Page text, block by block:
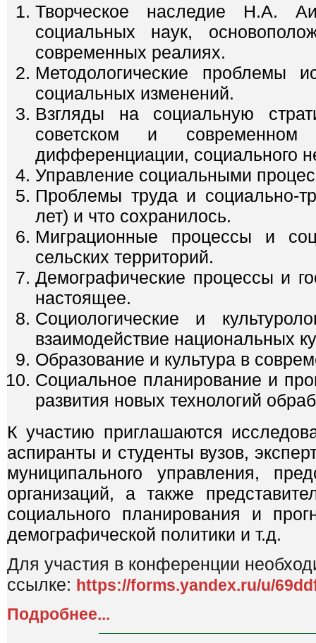
Творческое наследие Н.А.
социальных наук,
современных реалиях.
Методологические проблемы
социальных изменений.
Взгляды на социальную
советском и
дифференциации, социального
Управление социальными
Проблемы труда и социально-
лет) и что сохранилось.
Миграционные процессы и
сельских территорий.
Демографические процессы и
настоящее.
Социологические и
взаимодействие национальных
Образование и культура в
Социальное планирование и
развития новых технологий
К участию приглашаются
аспиранты и студенты вузов,
муниципального управления,
организаций, а также
социального планирования и
демографической политики и т.д.
Для участия в конференции
ссылке: https://forms.yandex.ru/u/
Подробнее...